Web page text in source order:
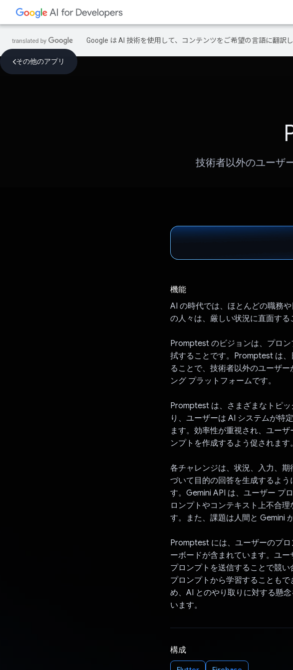
Google は AI 技術を使用して、コンテンツをご希望の言語に翻訳
その他のアプリ
技術者以外のユーザ
機能
AI の時代では、ほとんどの職務
の人々は、厳しい状況に直面する
Promptest のビジョンは、プロ
拭することです。Promptest は
ることで、技術者以外のユーザ
ング プラットフォームです。
Promptest は、さまざまなトピ
り、ユーザーは AI システムが特
ます。効率性が重視され、ユー
ンプトを作成するよう促されます。
各チャレンジは、状況、入力、
づいて目的の回答を生成するよ
す。Gemini API は、ユーザー プ
ロンプトやコンテキスト上不合
す。また、課題は人間と Gemini
Promptest には、ユーザーのプ
ーボードが含まれています。ユ
プロンプトを送信することで競
プロンプトから学習することも
め、AI とのやり取りに対する懸
います。
構成